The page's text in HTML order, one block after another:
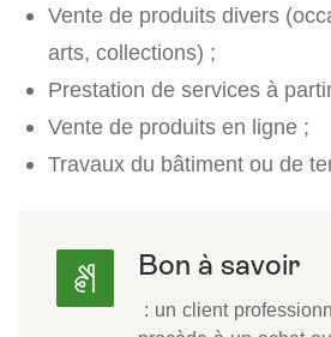
Vente de produits divers
arts, collections) ;
Prestation de services à
Vente de produits en ligne ;
Travaux du bâtiment ou de
Bon à savoir
: un client